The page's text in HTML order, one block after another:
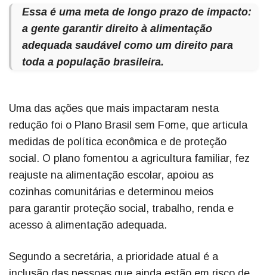
Essa é uma meta de longo prazo de impacto:
a gente garantir direito à alimentação
adequada saudável como um direito para
toda a população brasileira.
Uma das ações que mais impactaram nesta
redução foi o Plano Brasil sem Fome, que articula
medidas de política econômica e de proteção
social. O plano fomentou a agricultura familiar, fez
reajuste na alimentação escolar, apoiou as
cozinhas comunitárias e determinou meios
para garantir proteção social, trabalho, renda e
acesso à alimentação adequada.
Segundo a secretária, a prioridade atual é a